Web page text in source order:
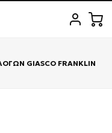
GIASCO FRANKLIN